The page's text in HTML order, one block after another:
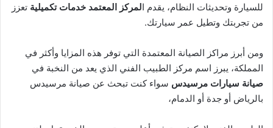
للسيارة وتحديثات النظام، يقدم المركز المعتمد خدمات تكميلية تعزز
من تجربتك وتطيل عمر سيارتك.
ومن أبرز مراكز الصيانة المعتمدة التي توفر هذه المزايا وأكثر في
المملكة، يبرز اسم مركز الطبيب الفني الذي يعد من النخبة في
صيانة سيارات مرسيدس سواء كنت تبحث عن صيانة مرسيدس
بالرياض أو جدة أو الدمام،